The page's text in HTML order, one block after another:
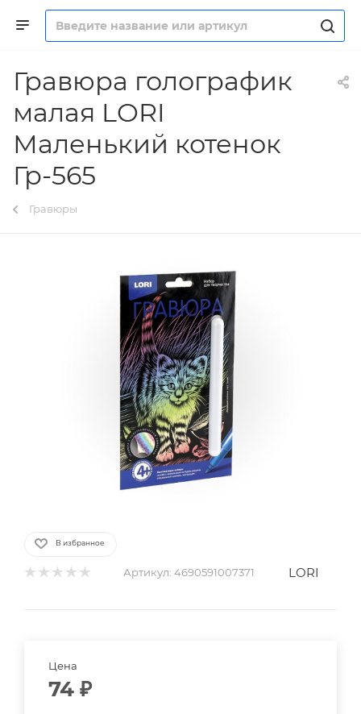
Гравюра голографик
малая LORI
Маленький котенок
Гр-565
Гравюры
В избранное
Артикул: 4690591007371 LORI
Цена
74 ₽